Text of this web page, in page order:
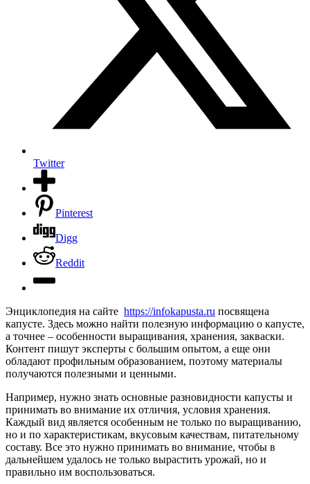
Twitter
Pinterest
Digg
Reddit
Энциклопедия на сайте https://infokapusta.ru посвящена
капусте. Здесь можно найти полезную информацию о капусте,
а точнее – особенности выращивания, хранения, закваски.
Контент пишут эксперты с большим опытом, а еще они
обладают профильным образованием, поэтому материалы
получаются полезными и ценными.
Например, нужно знать основные разновидности капусты и
принимать во внимание их отличия, условия хранения.
Каждый вид является особенным не только по выращиванию,
но и по характеристикам, вкусовым качествам, питательному
составу. Все это нужно принимать во внимание, чтобы в
дальнейшем удалось не только вырастить урожай, но и
правильно им воспользоваться.